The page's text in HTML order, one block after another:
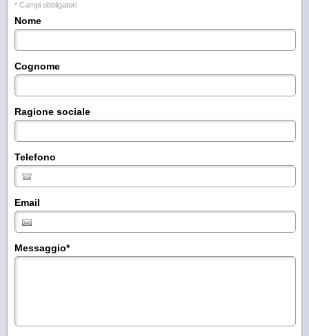
* Campi obbligatori
Nome
Cognome
Ragione sociale
Telefono
Email
Messaggio*